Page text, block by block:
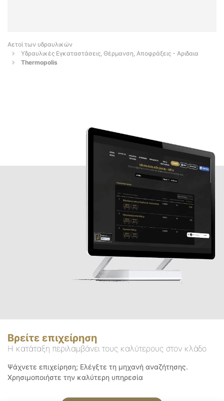
Αετοί των υδραυλικών
Υδραυλικές Εγκαταστάσεις, Θέρμανση, Αποφράξεις - Αριδαια
Thermopolis
Βρείτε επιχείρηση
Η κατάταξη περιλαμβάνει τους καλύτερους στον κλάδο
Ψάχνετε επιχείρηση; Ελέγξτε τη μηχανή αναζήτησης.
Χρησιμοποιήστε την καλύτερη υπηρεσία